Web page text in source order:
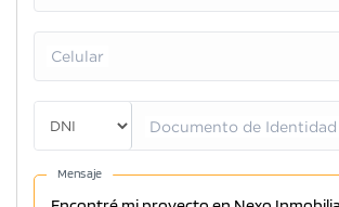
Celular
Documento de Identidad
Mensaje